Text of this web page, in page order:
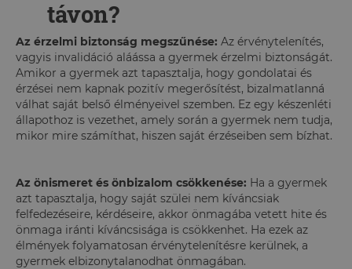
távon?
Az érzelmi biztonság megszűnése: Az érvénytelenítés,
vagyis invalidáció aláássa a gyermek érzelmi biztonságát.
Amikor a gyermek azt tapasztalja, hogy gondolatai és
érzései nem kapnak pozitív megerősítést, bizalmatlanná
válhat saját belső élményeivel szemben. Ez egy készenléti
állapothoz is vezethet, amely során a gyermek nem tudja,
mikor mire számíthat, hiszen saját érzéseiben sem bízhat.
Az önismeret és önbizalom csökkenése: Ha a gyermek
azt tapasztalja, hogy saját szülei nem kíváncsiak
felfedezéseire, kérdéseire, akkor önmagába vetett hite és
önmaga iránti kíváncsisága is csökkenhet. Ha ezek az
élmények folyamatosan érvénytelenítésre kerülnek, a
gyermek elbizonytalanodhat önmagában.